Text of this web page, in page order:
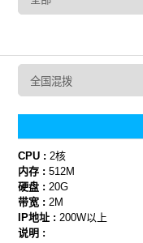
CPU :2核
内存 :512M
硬盘 :20G
带宽 :2M
IP地址 :200W以上
说明 :